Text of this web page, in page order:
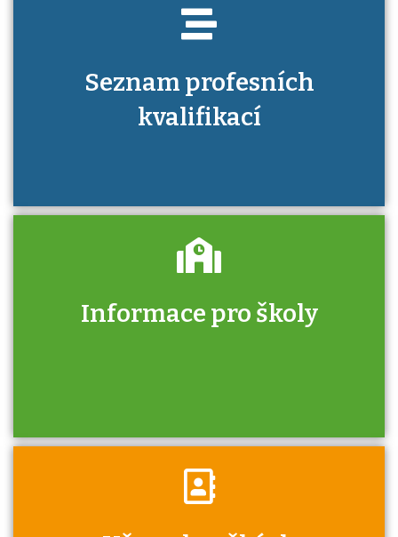
Seznam profesních
kvalifikací
Informace pro školy
Zjistěte, jak se přihlásit ke zkoušce a kde